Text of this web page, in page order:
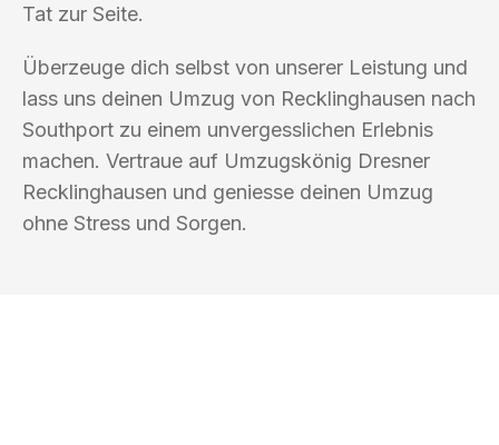
Tat zur Seite.
Überzeuge dich selbst von unserer Leistung und
lass uns deinen Umzug von Recklinghausen nach
Southport zu einem unvergesslichen Erlebnis
machen. Vertraue auf Umzugskönig Dresner
Recklinghausen und geniesse deinen Umzug
ohne Stress und Sorgen.